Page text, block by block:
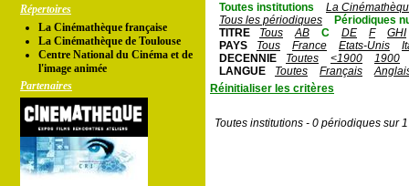
Répertoires
La Cinémathèque française
La Cinémathèque de Toulouse
Centre National du Cinéma et de
l'image animée
Partenaires
Toutes institutions
La
Tous les périodiques
Périodiques
TITRE
Tous AB C DE F
GHI
PAYS
Tous France Etats-Unis
DECENNIE
Toutes <1900
1900
LANGUE
Toutes Français
Réinitialiser les critères
Toutes institutions - 0 périodiques sur